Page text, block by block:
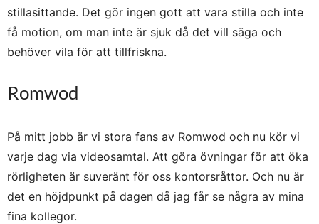
stillasittande. Det gör ingen gott att vara stilla och inte
få motion, om man inte är sjuk då det vill säga och
behöver vila för att tillfriskna.
Romwod
På mitt jobb är vi stora fans av Romwod och nu kör vi
varje dag via videosamtal. Att göra övningar för att öka
rörligheten är suveränt för oss kontorsråttor. Och nu är
det en höjdpunkt på dagen då jag får se några av mina
fina kollegor.